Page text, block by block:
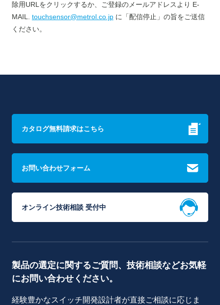
除用URLをクリックするか、ご登録のメールアドレスより E-
MAIL. touchsensor@metrol.co.jpに「配信停止」の旨をご送信
ください。
カタログ無料請求はこちら
お問い合わせフォーム
オンライン技術相談 受付中
製品の選定に関するご質問、技術相談などお気軽
にお問い合わせください。
経験豊かなスイッチ開発設計者が直接ご相談に応じま